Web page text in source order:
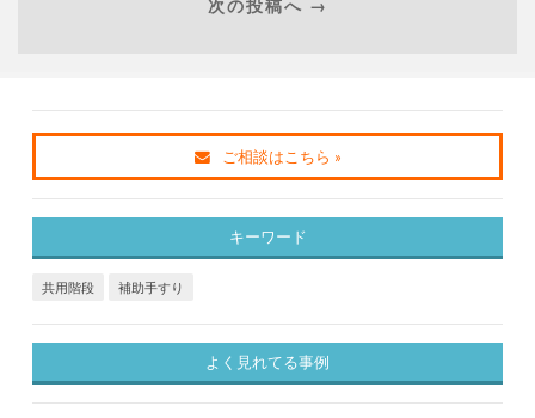
次の投稿へ →
ご相談はこちら »
キーワード
共用階段 補助手すり
よく見れてる事例